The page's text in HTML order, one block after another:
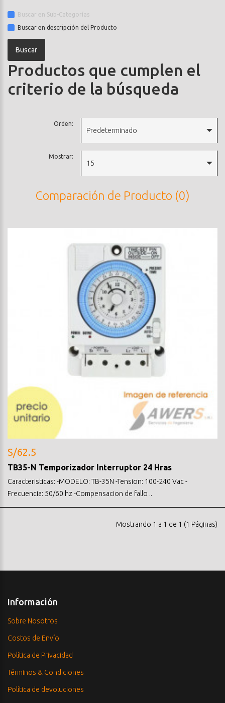
Buscar en Sub-Categorías
Buscar en descripción del Producto
Productos que cumplen el
criterio de la búsqueda
Orden:
Predeterminado
Mostrar:
15
Comparación de Producto (0)
S/62.5
TB35-N Temporizador Interruptor 24 Hras
Caracteristicas: -MODELO: TB-35N -Tension: 100-240 Vac -
Frecuencia: 50/60 hz -Compensacion de fallo ..
Mostrando 1 a 1 de 1 (1 Páginas)
Información
Sobre Nosotros
Costos de Envío
Política de Privacidad
Términos & Condiciones
Política de devoluciones